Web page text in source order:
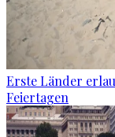
Erste Länder
Feiertagen